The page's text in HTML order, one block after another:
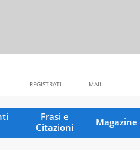
MAIL
REGISTRATI
Frasi e
Citazioni
Magazine